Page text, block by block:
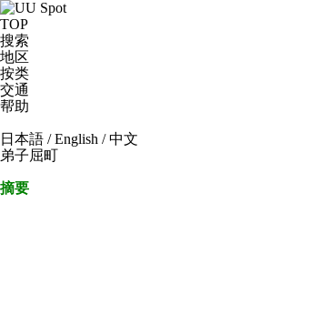
TOP
搜索
地区
按类
交通
帮助
日本語 /English /中文
弟子屈町
摘要